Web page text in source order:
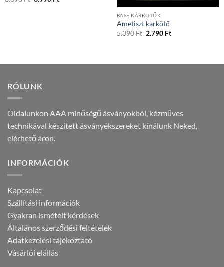
BASE KARKÖTŐK
Ametiszt karkötő
5.390Ft Original
2.790 FtCurrent
RÓLUNK
Oldalunkon AAA minőségű ásványokból, kézműves
technikával készített ásványékszereket kínálunk Neked,
elérhető áron.
INFORMÁCIÓK
Kapcsolat
Szállítási információk
Gyakran ismételt kérdések
Általános szerződési feltételek
Adatkezelési tájékoztató
Vásárlói elállás